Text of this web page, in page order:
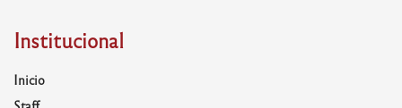
Institucional
Inicio